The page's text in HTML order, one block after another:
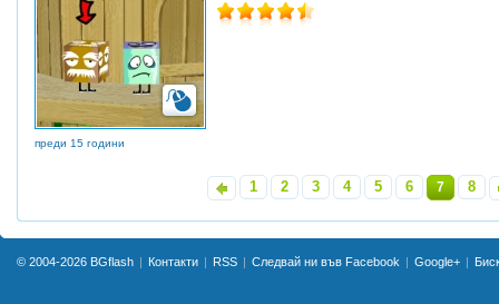
преди 15 години
1 2 3 4 5 6 7 8»
© 2004-2026 BGflash Контакти RSS Следвай ни във Facebook Google+